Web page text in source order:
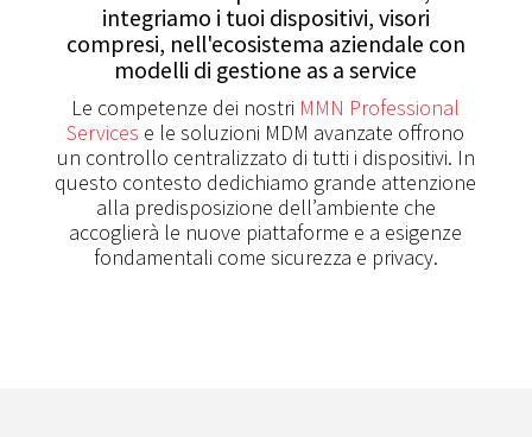
integriamo i tuoi dispositivi, visori
compresi, nell'ecosistema aziendale con
modelli di gestione as a service
Le competenze dei nostri MMN Professional
Services e le soluzioni MDM avanzate offrono
un controllo centralizzato di tutti i dispositivi. In
questo contesto dedichiamo grande attenzione
alla predisposizione dell’ambiente che
accoglierà le nuove piattaforme e a esigenze
fondamentali come sicurezza e privacy.